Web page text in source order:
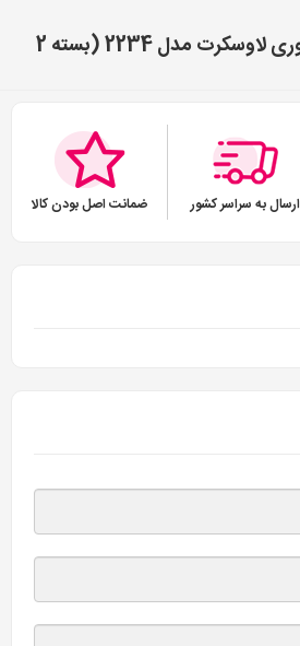
لباس خواب هارنسدار توری لاوسکرت مدل 2234 (بسته 2
ارسال به سراسر کشور ضمانت اصل بودن کالا